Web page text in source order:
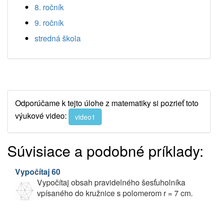
8. ročník
9. ročník
stredná škola
Odporúčame k tejto úlohe z matematiky si pozrieť toto
výukové video:
video1
Súvisiace a podobné príklady:
Vypočítaj 60
Vypočítaj obsah pravidelného šesťuholníka
vpísaného do kružnice s polomerom r = 7 cm.